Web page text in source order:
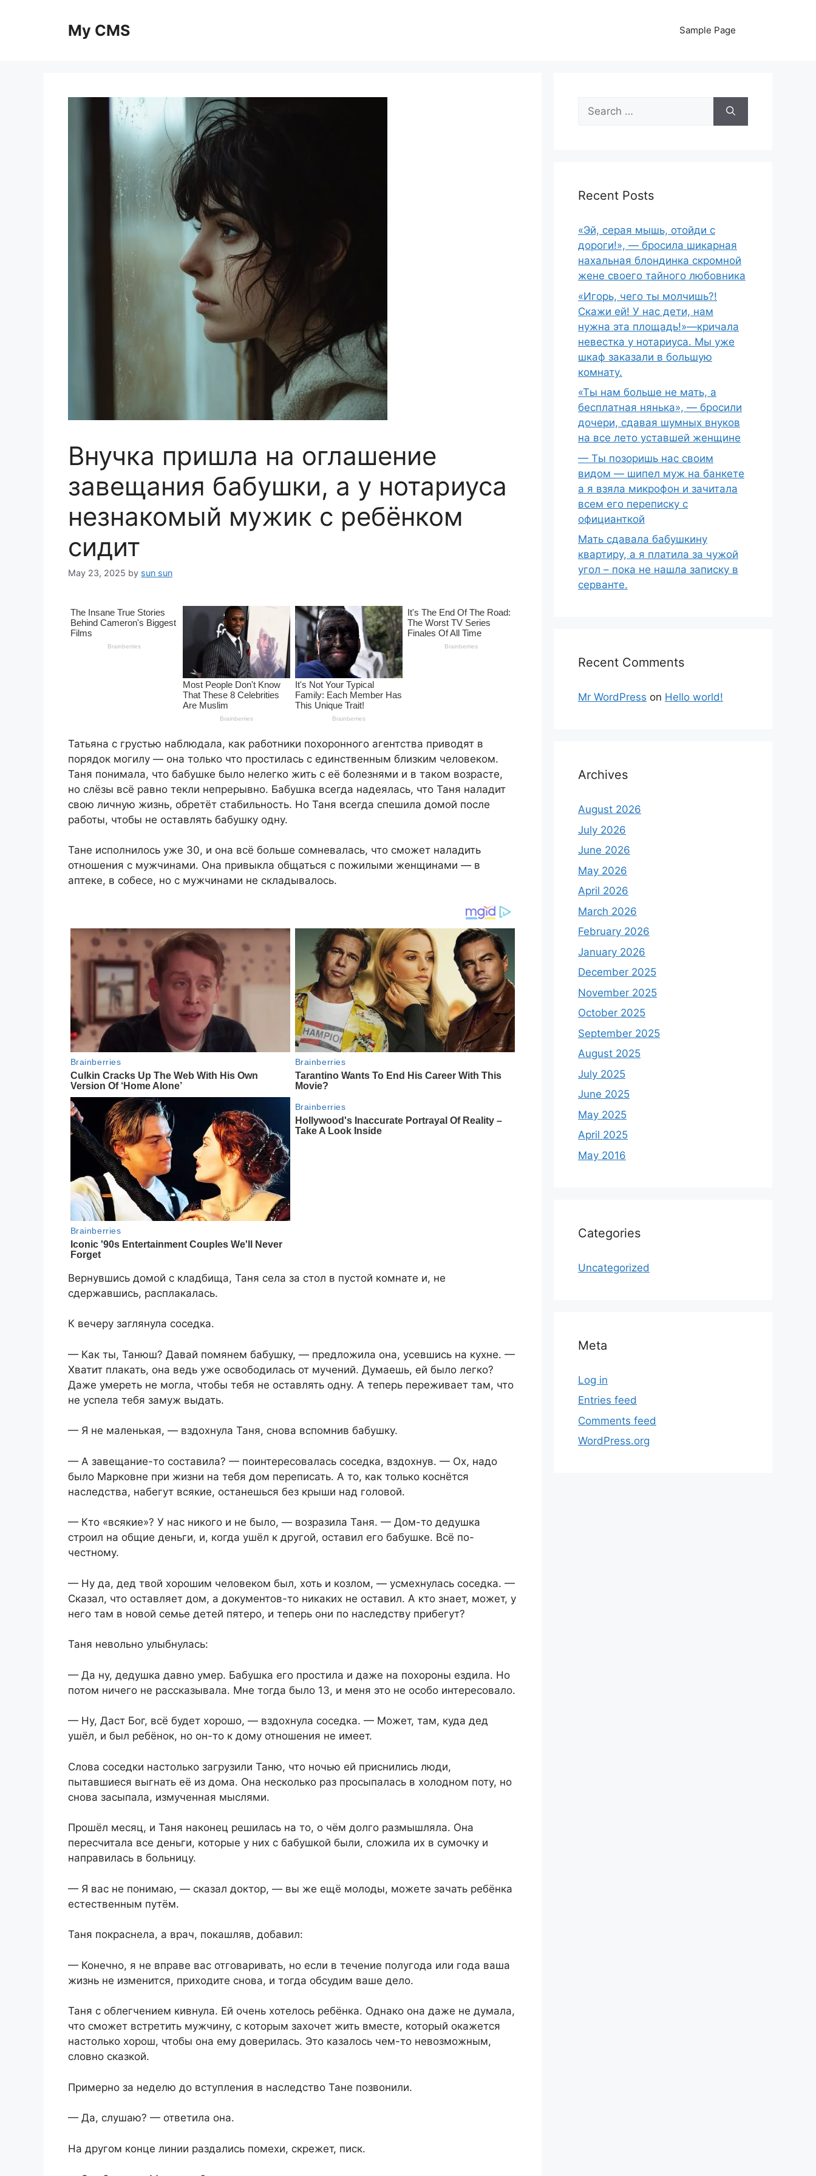
My CMS Sample Page
Внучка пришла на оглашение
завещания бабушки, а у нотариуса
незнакомый мужик с ребёнком
сидит
May 23, 2025 by sun sun
Татьяна с грустью наблюдала, как работники похоронного агентства приводят в
порядок могилу — она только что простилась с единственным близким человеком.
Таня понимала, что бабушке было нелегко жить с её болезнями и в таком возрасте,
но слёзы всё равно текли непрерывно. Бабушка всегда надеялась, что Таня наладит
свою личную жизнь, обретёт стабильность. Но Таня всегда спешила домой после
работы, чтобы не оставлять бабушку одну.
Тане исполнилось уже 30, и она всё больше сомневалась, что сможет наладить
отношения с мужчинами. Она привыкла общаться с пожилыми женщинами — в
аптеке, в собесе, но с мужчинами не складывалось.
Вернувшись домой с кладбища, Таня села за стол в пустой комнате и, не
сдержавшись, расплакалась.
К вечеру заглянула соседка.
— Как ты, Танюш? Давай помянем бабушку, — предложила она, усевшись на кухне. —
Хватит плакать, она ведь уже освободилась от мучений. Думаешь, ей было легко?
Даже умереть не могла, чтобы тебя не оставлять одну. А теперь переживает там, что
не успела тебя замуж выдать.
— Я не маленькая, — вздохнула Таня, снова вспомнив бабушку.
— А завещание-то составила? — поинтересовалась соседка, вздохнув. — Ох, надо
было Марковне при жизни на тебя дом переписать. А то, как только коснётся
наследства, набегут всякие, останешься без крыши над головой.
— Кто «всякие»? У нас никого и не было, — возразила Таня. — Дом-то дедушка
строил на общие деньги, и, когда ушёл к другой, оставил его бабушке. Всё по-
честному.
— Ну да, дед твой хорошим человеком был, хоть и козлом, — усмехнулась соседка. —
Сказал, что оставляет дом, а документов-то никаких не оставил. А кто знает, может, у
него там в новой семье детей пятеро, и теперь они по наследству прибегут?
Таня невольно улыбнулась:
— Да ну, дедушка давно умер. Бабушка его простила и даже на похороны ездила. Но
потом ничего не рассказывала. Мне тогда было 13, и меня это не особо интересовало.
— Ну, Даст Бог, всё будет хорошо, — вздохнула соседка. — Может, там, куда дед
ушёл, и был ребёнок, но он-то к дому отношения не имеет.
Слова соседки настолько загрузили Таню, что ночью ей приснились люди,
пытавшиеся выгнать её из дома. Она несколько раз просыпалась в холодном поту, но
снова засыпала, измученная мыслями.
Прошёл месяц, и Таня наконец решилась на то, о чём долго размышляла. Она
пересчитала все деньги, которые у них с бабушкой были, сложила их в сумочку и
направилась в больницу.
— Я вас не понимаю, — сказал доктор, — вы же ещё молоды, можете зачать ребёнка
естественным путём.
Таня покраснела, а врач, покашляв, добавил:
— Конечно, я не вправе вас отговаривать, но если в течение полугода или года ваша
жизнь не изменится, приходите снова, и тогда обсудим ваше дело.
Таня с облегчением кивнула. Ей очень хотелось ребёнка. Однако она даже не думала,
что сможет встретить мужчину, с которым захочет жить вместе, который окажется
настолько хорош, чтобы она ему доверилась. Это казалось чем-то невозможным,
словно сказкой.
Примерно за неделю до вступления в наследство Тане позвонили.
— Да, слушаю? — ответила она.
На другом конце линии раздались помехи, скрежет, писк.
Search
for:
Recent Posts
«Эй, серая мышь, отойди с
дороги!», — бросила шикарная
нахальная блондинка скромной
жене своего тайного любовника
«Игорь, чего ты молчишь?!
Скажи ей! У нас дети, нам
нужна эта площадь!»—кричала
невестка у нотариуса. Мы уже
шкаф заказали в большую
комнату.
«Ты нам больше не мать, а
бесплатная нянька», — бросили
дочери, сдавая шумных внуков
на все лето уставшей женщине
— Ты позоришь нас своим
видом — шипел муж на банкете
а я взяла микрофон и зачитала
всем его переписку с
официанткой
Мать сдавала бабушкину
квартиру, а я платила за чужой
угол – пока не нашла записку в
серванте.
Recent Comments
Mr WordPress on Hello world!
Archives
August 2026
July 2026
June 2026
May 2026
April 2026
March 2026
February 2026
January 2026
December 2025
November 2025
October 2025
September 2025
August 2025
July 2025
June 2025
May 2025
April 2025
May 2016
Categories
Uncategorized
Meta
Log in
Entries feed
Comments feed
WordPress.org